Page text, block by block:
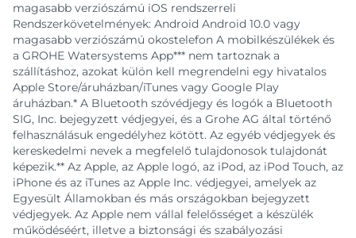
magasabb verziószámú iOS rendszerreli
Rendszerkövetelmények: Android Android 10.0 vagy
magasabb verziószámú okostelefon A mobilkészülékek és
a GROHE Watersystems App*** nem tartoznak a
szállításhoz, azokat külön kell megrendelni egy hivatalos
Apple Store/áruházban/iTunes vagy Google Play
áruházban.* A Bluetooth szóvédjegy és logók a Bluetooth
SIG, Inc. bejegyzett védjegyei, és a Grohe AG által történő
felhasználásuk engedélyhez kötött. Az egyéb védjegyek és
kereskedelmi nevek a megfelelő tulajdonosok tulajdonát
képezik.** Az Apple, az Apple logó, az iPod, az iPod Touch, az
iPhone és az iTunes az Apple Inc. védjegyei, amelyek az
Egyesült Államokban és más országokban bejegyzett
védjegyek. Az Apple nem vállal felelősséget a készülék
működéséért, illetve a biztonsági és szabályozási